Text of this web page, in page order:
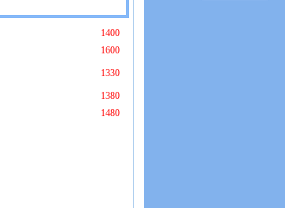
1400
1600
1330
1380
1480